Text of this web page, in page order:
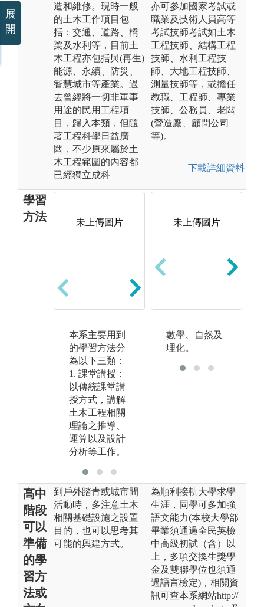
造和維修。現時一般
的土木工作項目包
括：交通、道路、橋
梁及水利等，目前土
木工程亦包括與(再生)
能源、永續、防災、
智慧城市等產業。過
去曾經將一切非軍事
用途的民用工程項
目，歸入本類，但隨
著工程科學日益廣
闊，不少原來屬於土
木工程範圍的內容都
已經獨立成科
亦可參加國家考試或
職業及技術人員高等
考試技師考試如土木
工程技師、結構工程
技師、水利工程技
師、大地工程技師、
測量技師等，或擔任
教職、工程師、專業
技師、公務員、老闆
(營造廠、顧問公司
等)。
下載詳細資料
學習
方法
未上傳圖片
本系主要用到
的學習方法分
為以下三類：
1. 課堂講授：
以傳統課堂講
授方式，講解
土木工程相關
理論之推導、
運算以及設計
分析等工作。
2. 專題實驗與
關實驗，並在
學生自行規畫
研究課題
圖解:土壤力學
未上傳圖片
數學、自然及
理化。
高中
階段
可以
準備
的學
習方
法或
到戶外踏青或城市間
活動時，多注意土木
相關基礎設施之設置
目的，也可以思考其
可能的興建方式。
為順利接軌大學求學
生涯，同學可多加強
語文能力(本校大學部
畢業須通過全民英檢
中高級初試（含）以
上，多項交換生獎學
金及雙聯學位也須通
過語言檢定)，相關資
訊可查本系網站http://
展
開